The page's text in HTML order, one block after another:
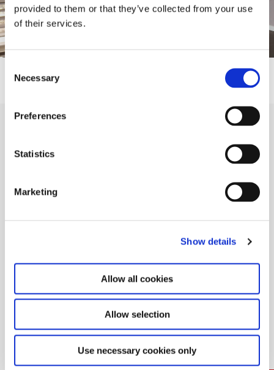
provided to them or that they’ve collected from your use
of their services.
Selection
Necessary
Preferences
Statistics
Marketing
Show details
Allow all cookies
Allow selection
Use necessary cookies only
Dagundervisning - Online
10:00-14:00
Slut: